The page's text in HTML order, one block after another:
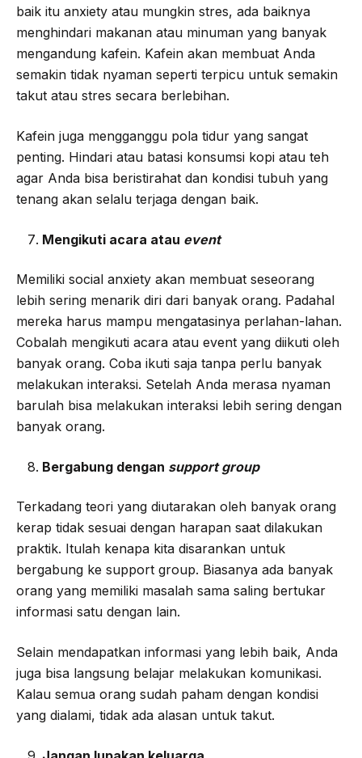
baik itu anxiety atau mungkin stres, ada baiknya
menghindari makanan atau minuman yang banyak
mengandung kafein. Kafein akan membuat Anda
semakin tidak nyaman seperti terpicu untuk semakin
takut atau stres secara berlebihan.
Kafein juga mengganggu pola tidur yang sangat
penting. Hindari atau batasi konsumsi kopi atau teh
agar Anda bisa beristirahat dan kondisi tubuh yang
tenang akan selalu terjaga dengan baik.
Mengikuti acara atau event
Memiliki social anxiety akan membuat seseorang
lebih sering menarik diri dari banyak orang. Padahal
mereka harus mampu mengatasinya perlahan-lahan.
Cobalah mengikuti acara atau event yang diikuti oleh
banyak orang. Coba ikuti saja tanpa perlu banyak
melakukan interaksi. Setelah Anda merasa nyaman
barulah bisa melakukan interaksi lebih sering dengan
banyak orang.
Bergabung dengan support group
Terkadang teori yang diutarakan oleh banyak orang
kerap tidak sesuai dengan harapan saat dilakukan
praktik. Itulah kenapa kita disarankan untuk
bergabung ke support group. Biasanya ada banyak
orang yang memiliki masalah sama saling bertukar
informasi satu dengan lain.
Selain mendapatkan informasi yang lebih baik, Anda
juga bisa langsung belajar melakukan komunikasi.
Kalau semua orang sudah paham dengan kondisi
yang dialami, tidak ada alasan untuk takut.